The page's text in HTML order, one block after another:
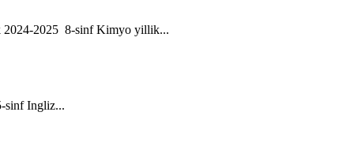
2024-2025 8-sinf Kimyo yillik...
sinf Ingliz...